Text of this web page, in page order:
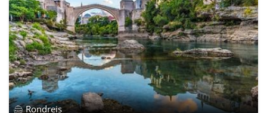
Rondreis